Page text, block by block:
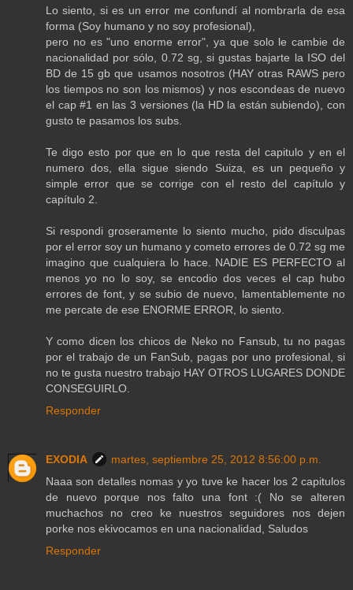
Lo siento, si es un error me confundí al nombrarla de esa
forma (Soy humano y no soy profesional),
pero no es "uno enorme error", ya que solo le cambie de
nacionalidad por sólo, 0.72 sg, si gustas bajarte la ISO del
BD de 15 gb que usamos nosotros (HAY otras RAWS pero
los tiempos no son los mismos) y nos escondeas de nuevo
el cap #1 en las 3 versiones (la HD la están subiendo), con
gusto te pasamos los subs.
Te digo esto por que en lo que resta del capitulo y en el
numero dos, ella sigue siendo Suiza, es un pequeño y
simple error que se corrige con el resto del capítulo y
capítulo 2.
Si respondi groseramente lo siento mucho, pido disculpas
por el error soy un humano y cometo errores de 0.72 sg me
imagino que cualquiera lo hace. NADIE ES PERFECTO al
menos yo no lo soy, se encodio dos veces el cap hubo
errores de font, y se subio de nuevo, lamentablemente no
me percate de ese ENORME ERROR, lo siento.
Y como dicen los chicos de Neko no Fansub, tu no pagas
por el trabajo de un FanSub, pagas por uno profesional, si
no te gusta nuestro trabajo HAY OTROS LUGARES DONDE
CONSEGUIRLO.
Responder
EXODIA
martes, septiembre 25, 2012 8:56:00 p.m.
Naaa son detalles nomas y yo tuve ke hacer los 2 capitulos
de nuevo porque nos falto una font :( No se alteren
muchachos no creo ke nuestros seguidores nos dejen
porke nos ekivocamos en una nacionalidad, Saludos
Responder